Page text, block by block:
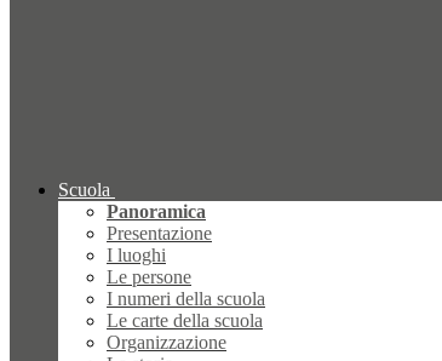
Scuola
Panoramica
Presentazione
I luoghi
Le persone
I numeri della scuola
Le carte della scuola
Organizzazione